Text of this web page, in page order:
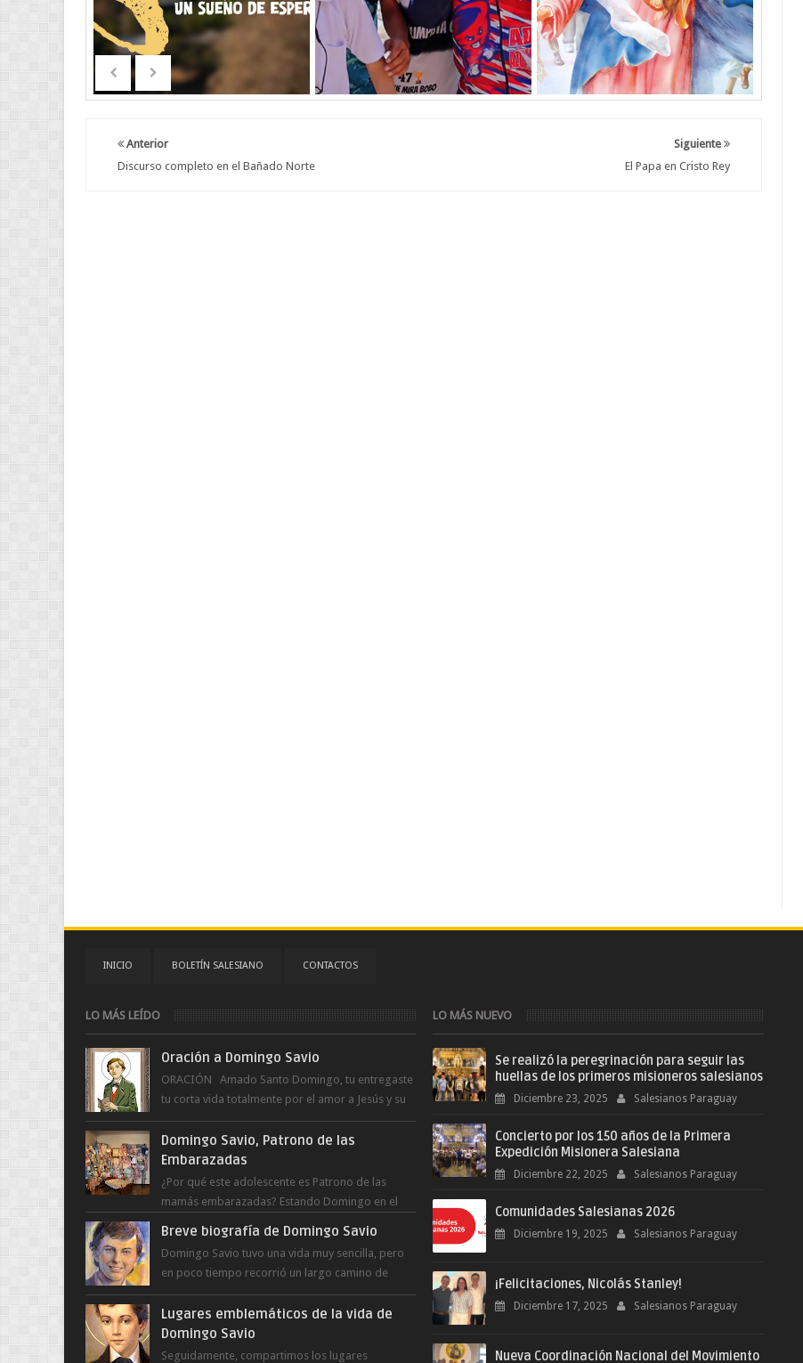
Siguiente
El Papa en Cristo Rey
Anterior
Discurso completo en el Bañado Norte
INICIO BOLETÍN SALESIANO CONTACTOS
LO MÁS LEÍDO
Oración a Domingo Savio
ORACIÓN Amado Santo Domingo, tu entregaste
tu corta vida totalmente por el amor a Jesús y su
Madre. Ayuda hoy a la juventud para ...
Domingo Savio, Patrono de las
Embarazadas
¿Por qué este adolescente es Patrono de las
mamás embarazadas? Estando Domingo en el
Oratorio en Turín, un día le pide a Don Bosco...
Breve biografía de Domingo Savio
Domingo Savio tuvo una vida muy sencilla, pero
en poco tiempo recorrió un largo camino de
santidad, obra maestra del Espíritu Santo y fr...
Lugares emblemáticos de la vida de
Domingo Savio
Seguidamente, compartimos los lugares
LO MÁS NUEVO
Se realizó la peregrinación para seguir las
huellas de los primeros misioneros salesianos
Diciembre 23, 2025 Salesianos Paraguay
Concierto por los 150 años de la Primera
Expedición Misionera Salesiana
Diciembre 22, 2025 Salesianos Paraguay
Comunidades Salesianas 2026
Diciembre 19, 2025 Salesianos Paraguay
¡Felicitaciones, Nicolás Stanley!
Diciembre 17, 2025 Salesianos Paraguay
Nueva Coordinación Nacional del Movimiento